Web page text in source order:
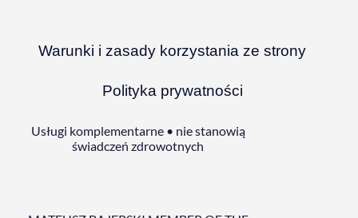
Warunki i zasady korzystania ze strony
Polityka prywatności
Usługi komplementarne • nie stanowią
świadczeń zdrowotnych